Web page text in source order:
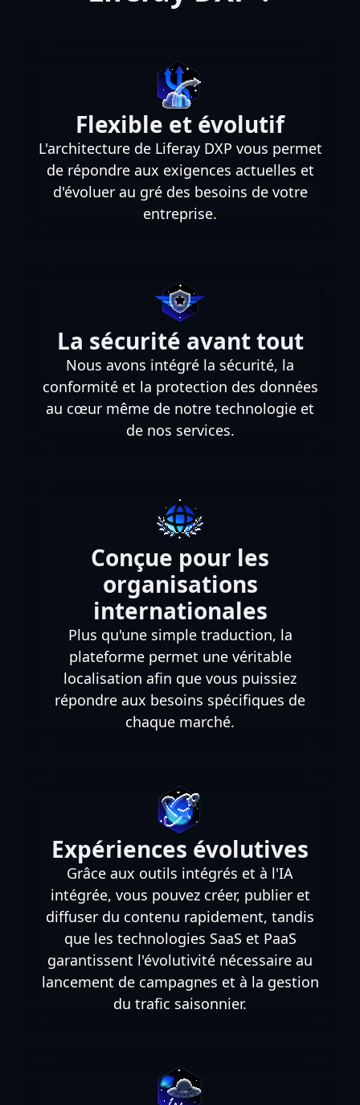
Flexible et évolutif
L'architecture de Liferay DXP vous permet
de répondre aux exigences actuelles et
d'évoluer au gré des besoins de votre
entreprise.
La sécurité avant tout
Nous avons intégré la sécurité, la
conformité et la protection des données
au cœur même de notre technologie et
de nos services.
Conçue pour les
organisations
internationales
Plus qu'une simple traduction, la
plateforme permet une véritable
localisation afin que vous puissiez
répondre aux besoins spécifiques de
chaque marché.
Expériences évolutives
Grâce aux outils intégrés et à l'IA
intégrée, vous pouvez créer, publier et
diffuser du contenu rapidement, tandis
que les technologies SaaS et PaaS
garantissent l'évolutivité nécessaire au
lancement de campagnes et à la gestion
du trafic saisonnier.